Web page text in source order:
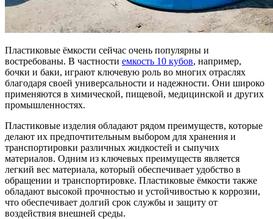
Пластиковые ёмкости сейчас очень популярны и
востребованы. В частности емкость 10 кубов, например,
бочки и баки, играют ключевую роль во многих отраслях
благодаря своей универсальности и надежности. Они широко
применяются в химической, пищевой, медицинской и других
промышленностях.
Пластиковые изделия обладают рядом преимуществ, которые
делают их предпочтительным выбором для хранения и
транспортировки различных жидкостей и сыпучих
материалов. Одним из ключевых преимуществ является
легкий вес материала, который обеспечивает удобство в
обращении и транспортировке. Пластиковые ёмкости также
обладают высокой прочностью и устойчивостью к коррозии,
что обеспечивает долгий срок службы и защиту от
воздействия внешней среды.